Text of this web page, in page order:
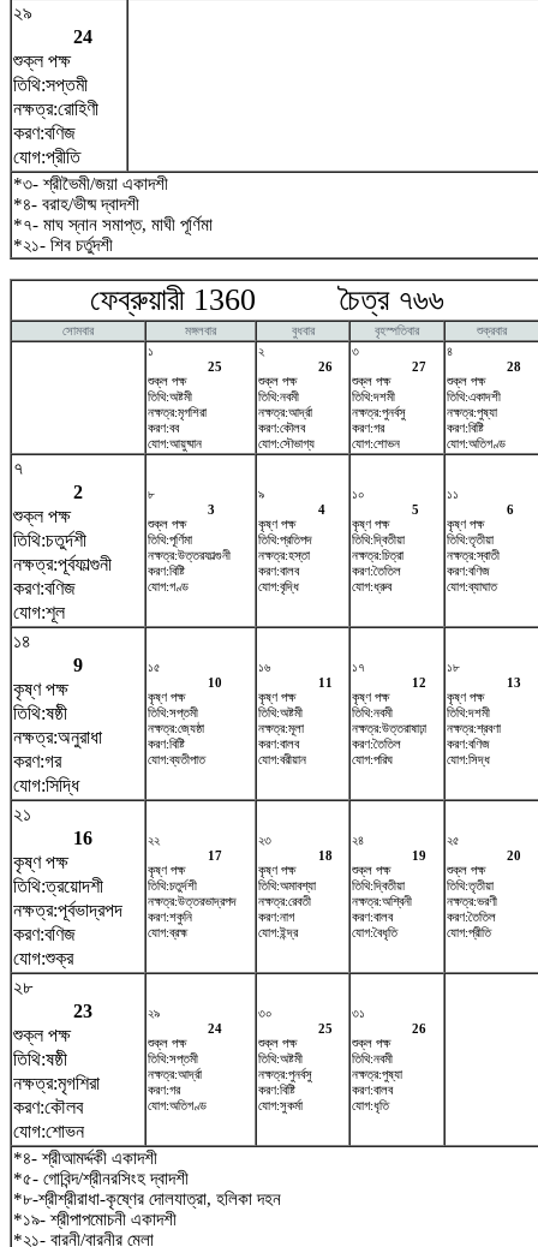
২৯
24
শুক্ল পক্ষ
তিথি:সপ্তমী
নক্ষত্র:রোহিণী
করণ:বণিজ
যোগ:প্রীতি
*৩- শ্রীভৈমী/জয়া একাদশী
*৪- বরাহ/ভীষ্ম দ্বাদশী
*৭- মাঘ স্নান সমাপ্ত, মাঘী পূর্ণিমা
*২১- শিব চর্তুদশী
ফেব্রুয়ারী 1360 চৈত্র ৭৬৬
সোমবার মঙ্গলবার বুধবার বৃহস্পতিবার
শুক্রবার
১
25
শুক্ল পক্ষ
তিথি:অষ্টমী
নক্ষত্র:মৃগশিরা
করণ:বব
যোগ:আয়ুষ্মান
২
26
শুক্ল পক্ষ
তিথি:নবমী
নক্ষত্র:আর্দ্রা
করণ:কৌলব
যোগ:সৌভাগ্য
৩
27
শুক্ল পক্ষ
তিথি:দশমী
নক্ষত্র:পুনর্বসু
করণ:গর
যোগ:শোভন
৪
28
শুক্ল পক্ষ
তিথি:একাদশী
নক্ষত্র:পুষ্যা
করণ:বিষ্টি
যোগ:অতিগণ্ড
৭
2
শুক্ল পক্ষ
তিথি:চতুর্দশী
নক্ষত্র:পূর্বফাল্গুনী
করণ:বণিজ
যোগ:শূল
৮
3
শুক্ল পক্ষ
তিথি:পূর্ণিমা
নক্ষত্র:উত্তরফাল্গুনী
করণ:বিষ্টি
যোগ:গণ্ড
৯
4
কৃষ্ণ পক্ষ
তিথি:প্রতিপদ
নক্ষত্র:হস্তা
করণ:বালব
যোগ:বৃদ্ধি
১০
5
কৃষ্ণ পক্ষ
তিথি:দ্বিতীয়া
নক্ষত্র:চিত্রা
করণ:তৈতিল
যোগ:ধ্রুব
১১
6
কৃষ্ণ পক্ষ
তিথি:তৃতীয়া
নক্ষত্র:স্বাতী
করণ:বণিজ
যোগ:ব্যাঘাত
১৪
9
কৃষ্ণ পক্ষ
তিথি:ষষ্ঠী
নক্ষত্র:অনুরাধা
করণ:গর
যোগ:সিদ্ধি
১৫
10
কৃষ্ণ পক্ষ
তিথি:সপ্তমী
নক্ষত্র:জ্যেষ্ঠা
করণ:বিষ্টি
যোগ:ব্যতীপাত
১৬
11
কৃষ্ণ পক্ষ
তিথি:অষ্টমী
নক্ষত্র:মূলা
করণ:বালব
যোগ:বরীয়ান
১৭
12
কৃষ্ণ পক্ষ
তিথি:নবমী
নক্ষত্র:উত্তরাষাঢ়া
করণ:তৈতিল
যোগ:পরিঘ
১৮
13
কৃষ্ণ পক্ষ
তিথি:দশমী
নক্ষত্র:শ্রবণা
করণ:বণিজ
যোগ:সিদ্ধ
২১
16
কৃষ্ণ পক্ষ
তিথি:ত্রয়োদশী
নক্ষত্র:পূর্বভাদ্রপদ
করণ:বণিজ
যোগ:শুক্র
২২
17
কৃষ্ণ পক্ষ
তিথি:চতুর্দশী
নক্ষত্র:উত্তরভাদ্রপদ
করণ:শকুনি
যোগ:ব্রহ্ম
২৩
18
কৃষ্ণ পক্ষ
তিথি:অমাবশ্যা
নক্ষত্র:রেবতী
করণ:নাগ
যোগ:ইন্দ্র
২৪
19
শুক্ল পক্ষ
তিথি:দ্বিতীয়া
নক্ষত্র:অশ্বিনী
করণ:বালব
যোগ:বৈধৃতি
২৫
20
শুক্ল পক্ষ
তিথি:তৃতীয়া
নক্ষত্র:ভরণী
করণ:তৈতিল
যোগ:প্রীতি
২৮
23
শুক্ল পক্ষ
তিথি:ষষ্ঠী
নক্ষত্র:মৃগশিরা
করণ:কৌলব
যোগ:শোভন
২৯
24
শুক্ল পক্ষ
তিথি:সপ্তমী
নক্ষত্র:আর্দ্রা
করণ:গর
যোগ:অতিগণ্ড
৩০
25
শুক্ল পক্ষ
তিথি:অষ্টমী
নক্ষত্র:পুনর্বসু
করণ:বিষ্টি
যোগ:সুকর্মা
৩১
26
শুক্ল পক্ষ
তিথি:নবমী
নক্ষত্র:পুষ্যা
করণ:বালব
যোগ:ধৃতি
*৪- শ্রীআমর্দ্দকী একাদশী
*৫- গোবিন্দ/শ্রীনরসিংহ দ্বাদশী
*৮-শ্রীশ্রীরাধা-কৃষ্ণের দোলযাত্রা, হলিকা দহন
*১৯- শ্রীপাপমোচনী একাদশী
*২১- বারনী/বারনীর মেলা